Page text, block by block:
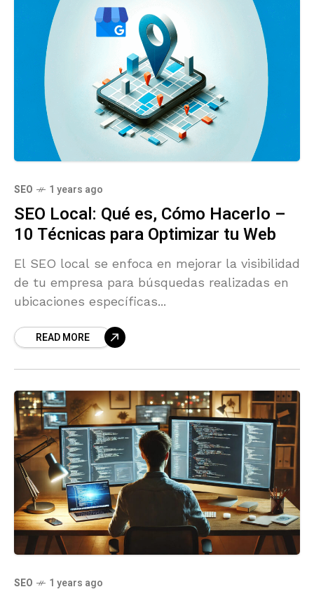
SEO 1 years ago
SEO Local: Qué es, Cómo Hacerlo –
10 Técnicas para Optimizar tu Web
El SEO local se enfoca en mejorar la visibilidad
de tu empresa para búsquedas realizadas en
ubicaciones específicas...
READ MORE
SEO 1 years ago